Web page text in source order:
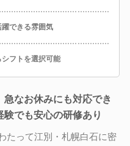
躍できる雰囲気
シフトを選択可能
急なお休みにも対応でき
でも安心の研修あり
たって江別・札幌白石に密